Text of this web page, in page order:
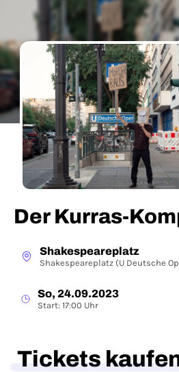
Der Kurras-
Shakespeareplatz
Shakespeareplatz (U Deutsche
So, 24.09.2023
Start: 17:00 Uhr
Tickets